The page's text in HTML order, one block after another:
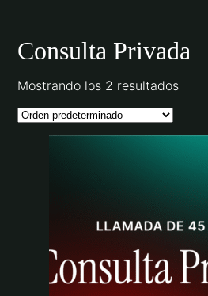
Consulta Privada
Mostrando los 2 resultados